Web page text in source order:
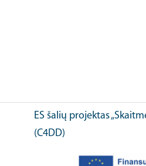
ES šalių projektas
(C4DD)